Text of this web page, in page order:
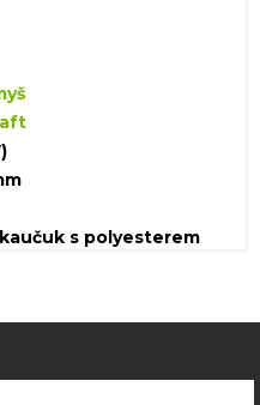
s polyesterem